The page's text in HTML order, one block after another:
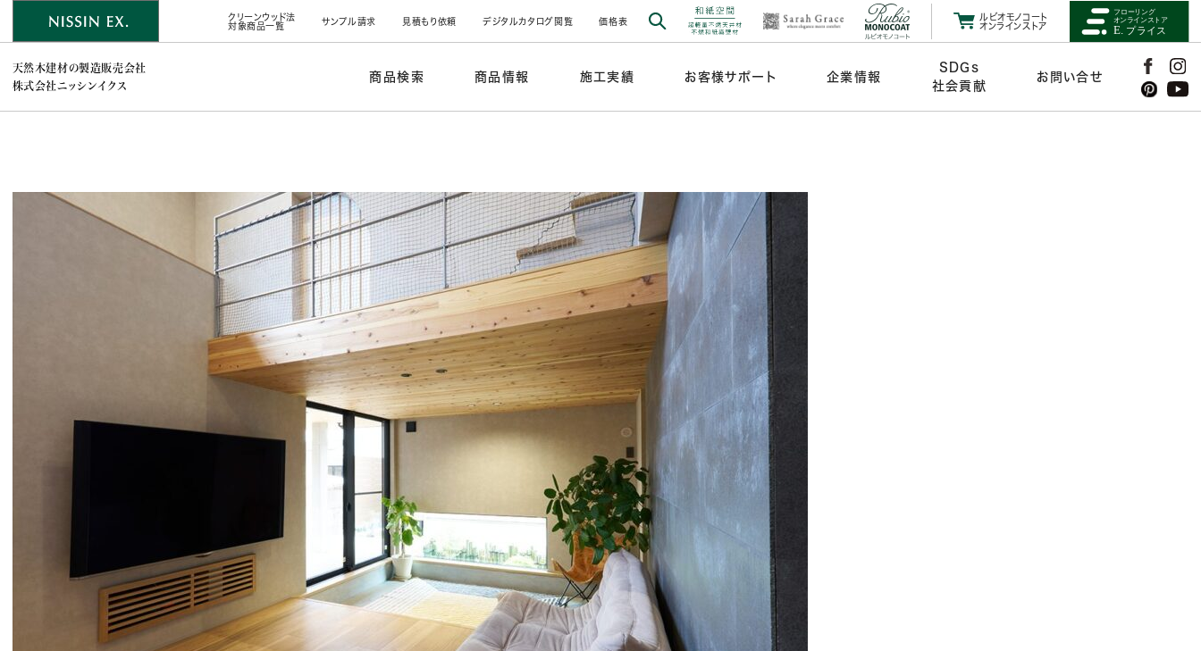
クリーンウッド法
対象商品一覧
サンプル請求 見積もり依頼 デジタルカタログ閲覧 価格表
ルビオモノコート
オンラインストア
天然木建材の製造販売会社
株式会社ニッシンイクス
商品検索 商品情報 施工実績 お客様サポート 企業情報
SDGs
社会貢献
お問い合せ